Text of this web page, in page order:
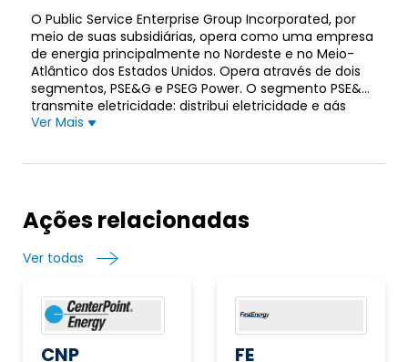
O Public Service Enterprise Group Incorporated, por
meio de suas subsidiárias, opera como uma empresa
de energia principalmente no Nordeste e no Meio-
Atlântico dos Estados Unidos. Opera através de dois
segmentos, PSE&G e PSEG Power. O segmento PSE&G
transmite eletricidade; distribui eletricidade e gás
para clientes residenciais, comerciais e industriais,
de transmissão e distribuição de 25.000 milhas de
circuito e 862.000 postes; 56 estações de comutação
amperes (MVA) e 235 subestações com capacidade
elétrica e cinco subsedes elétricas; e 18.000 milhas de
rede de gás, 12 sedes de distribuição de gás, duas
sub-sedes e uma oficina de medição, bem como 58
estações de medição e regulação de gás natural. O
Ver Mais
Ações relacionadas
Ver todas
CNP FE